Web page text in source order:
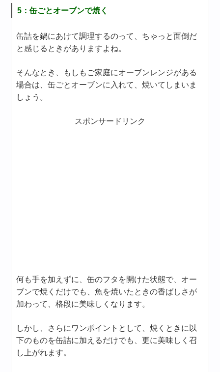
5：缶ごとオーブンで焼く
缶詰を鍋にあけて調理するのって、ちゃっと面倒だ
と感じるときがありますよね。
そんなとき、もしもご家庭にオーブンレンジがある
場合は、缶ごとオーブンに入れて、焼いてしまいま
しょう。
スポンサードリンク
何も手を加えずに、缶のフタを開けた状態で、オー
ブンで焼くだけでも、魚を焼いたときの香ばしさが
加わって、格段に美味しくなります。
しかし、さらにワンポイントとして、焼くときに以
下のものを缶詰に加えるだけでも、更に美味しく召
し上がれます。